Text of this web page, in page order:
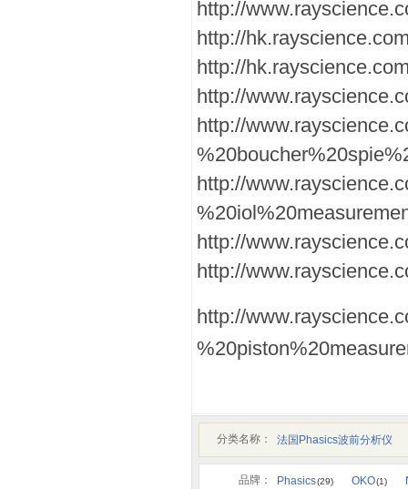
http://
http://
http://
http://
http://
http://
http://
http://
http://
分类名称： 法国Phasics波前分析仪
品牌： Phasics(29) OKO(1)